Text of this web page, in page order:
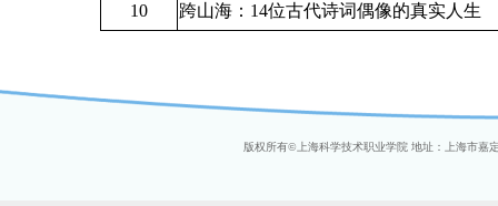
10 跨山海：14位古代诗词偶像的真实人生
版权所有© 上海科学技术职业学院 地址：上海市嘉